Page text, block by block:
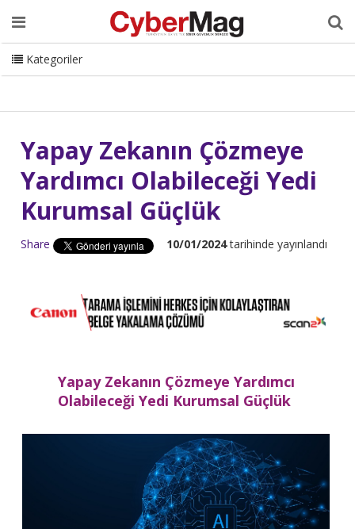
Ana Sayfa Hakkımızda Dergi Editörden
Danışmanlık
ISC Turkey Sizden Gelenler
İletişim
CyberMag Logo
Kategoriler
Yapay Zekanın Çözmeye
Yardımcı Olabileceği Yedi
Kurumsal Güçlük
Share 10/01/2024tarihinde yayınlandı
Yapay Zekanın Çözmeye Yardımcı
Olabileceği Yedi Kurumsal Güçlük